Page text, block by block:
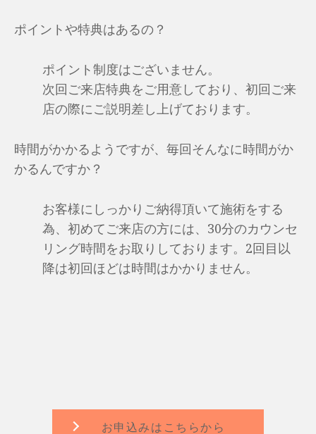
ポイントや特典はあるの？
ポイント制度はございません。
次回ご来店特典をご用意しており、初回ご来
店の際にご説明差し上げております。
時間がかかるようですが、毎回そんなに時間がか
かるんですか？
お客様にしっかりご納得頂いて施術をする
為、初めてご来店の方には、30分のカウンセ
リング時間をお取りしております。2回目以
降は初回ほどは時間はかかりません。
お申込みはこちらから